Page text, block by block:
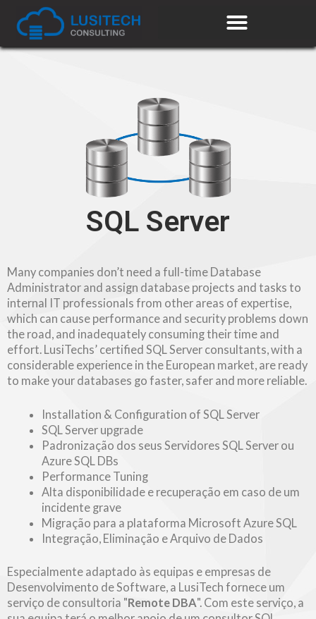
SQL Server
Many companies don’t need a full-time Database
Administrator and assign database projects and tasks to
internal IT professionals from other areas of expertise,
which can cause performance and security problems down
the road, and inadequately consuming their time and
effort. LusiTechs’ certified SQL Server consultants, with a
considerable experience in the European market, are ready
to make your databases go faster, safer and more reliable.
Installation & Configuration of SQL Server
SQL Server upgrade
Padronização dos seus Servidores SQL Server ou
Azure SQL DBs
Performance Tuning
Alta disponibilidade e recuperação em caso de um
incidente grave
Migração para a plataforma Microsoft Azure SQL
Integração, Eliminação e Arquivo de Dados
Especialmente adaptado às equipas e empresas de
Desenvolvimento de Software, a LusiTech fornece um
serviço de consultoria "Remote DBA". Com este serviço, a